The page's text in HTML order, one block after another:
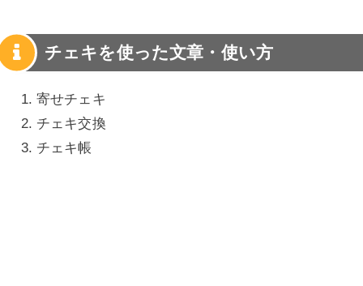
チェキを使った文章・使い方
寄せチェキ
チェキ交換
チェキ帳